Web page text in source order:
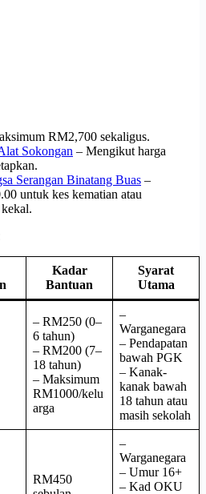
RM2,700 sekaligus.
Sokongan – Mengikut harga
Serangan Binatang Buas –
untuk kes kematian atau
Kadar
Bantuan
Syarat
Utama
– RM250 (0–
6 tahun)
– RM200 (7–
18 tahun)
– Maksimum
RM1000/kelu
arga
–
Warganegara
– Pendapatan
bawah PGK
– Kanak-
kanak bawah
18 tahun atau
masih sekolah
RM450
–
Warganegara
– Umur 16+
– Kad OKU